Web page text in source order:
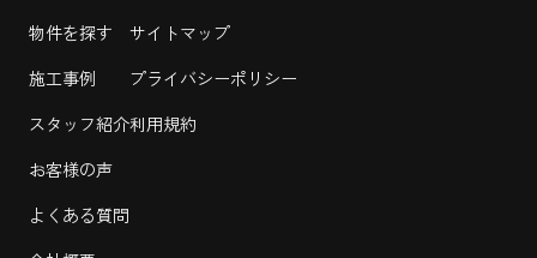
物件を探す
施工事例
スタッフ紹介
お客様の声
よくある質問
サイトマップ
プライバシーポリシー
利用規約